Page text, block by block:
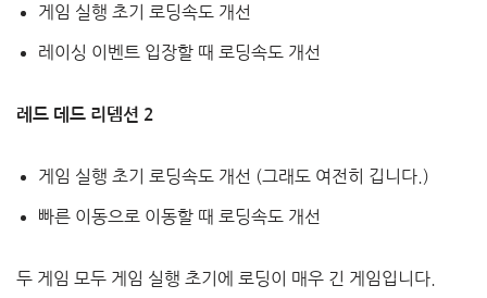
게임 실행 초기 로딩속도 개선
레이싱 이벤트 입장할 때 로딩속도 개선
레드 데드 리뎀션 2
게임 실행 초기 로딩속도 개선 (그래도 여전히 깁니다.)
빠른 이동으로 이동할 때 로딩속도 개선
두 게임 모두 게임 실행 초기에 로딩이 매우 긴 게임입니다.